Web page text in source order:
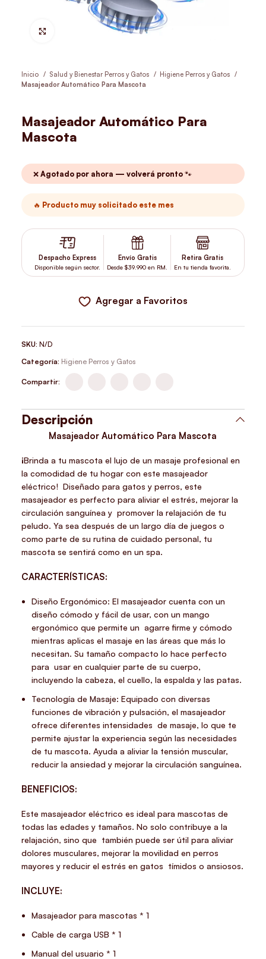
Inicio Salud y Bienestar Perros y Gatos
Higiene Perros y Gatos
Masajeador Automático Para Mascota
Masajeador Automático Para
Mascota
❌ Agotado por ahora — volverá pronto 🐾
🔥 Producto muy solicitado este mes
Despacho Express
Disponible según sector.
Envío Gratis
Desde $39.990 en RM.
Retira Gratis
En tu tienda favorita.
Agregar a Favoritos
SKU:N/D
Categoría: Higiene Perros y Gatos
Compartir:
Descripción
Masajeador Automático Para Mascota
¡Brinda a tu mascota el lujo de un masaje profesional en
la comodidad de tu hogar con este masajeador
eléctrico! Diseñado para gatos y perros, este
masajeador es perfecto para aliviar el estrés, mejorar la
circulación sanguínea y promover la relajación de tu
peludo. Ya sea después de un largo día de juegos o
como parte de su rutina de cuidado personal, tu
mascota se sentirá como en un spa.
CARACTERÍSTICAS:
Diseño Ergonómico: El masajeador cuenta con un
diseño cómodo y fácil de usar, con un mango
ergonómico que permite un agarre firme y cómodo
mientras aplicas el masaje en las áreas que más lo
necesitan. Su tamaño compacto lo hace perfecto
para usar en cualquier parte de su cuerpo,
incluyendo la cabeza, el cuello, la espalda y las patas.
Tecnología de Masaje: Equipado con diversas
funciones de vibración y pulsación, el masajeador
ofrece diferentes intensidades de masaje, lo que te
permite ajustar la experiencia según las necesidades
de tu mascota. Ayuda a aliviar la tensión muscular,
reducir la ansiedad y mejorar la circulación sanguínea.
BENEFICIOS:
Este masajeador eléctrico es ideal para mascotas de
todas las edades y tamaños. No solo contribuye a la
relajación, sino que también puede ser útil para aliviar
dolores musculares, mejorar la movilidad en perros
mayores y reducir el estrés en gatos tímidos o ansiosos.
INCLUYE:
Masajeador para mascotas * 1
Cable de carga USB * 1
Manual del usuario * 1